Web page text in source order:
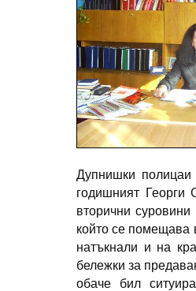
Дупнишки полицаи
годишният Георги
вторични
който се помещава
натъкнали и на
бележки за
обаче бил